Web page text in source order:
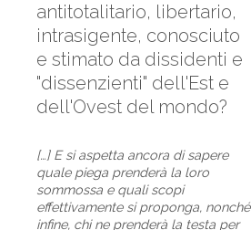
antitotalitario, libertario,
intrasigente, conosciuto
e stimato da dissidenti e
"dissenzienti" dell'Est e
dell'Ovest del mondo?
[…] E si aspetta ancora di sapere
quale piega prenderà la loro
sommossa e quali scopi
effettivamente si proponga, nonché
infine, chi ne prenderà la testa per